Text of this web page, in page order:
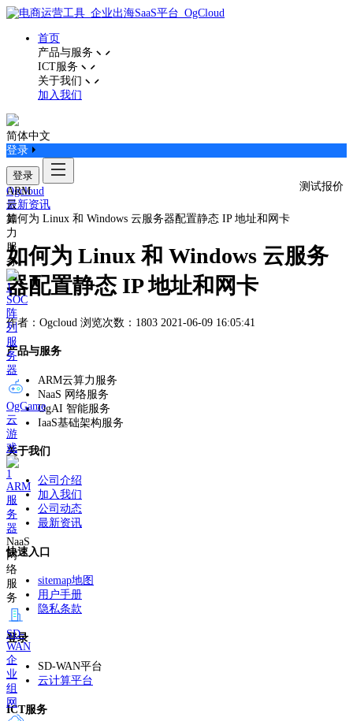
测试报价
首页
产品与服务
ICT服务
关于我们
加入我们
简体中文
登录
登录
ARM
云
算
力
服
务
SOC
阵
列
服
务
器
OgGame
云
游
戏
ARM
服
务
器
NaaS
网
络
服
务
SD-
WAN
企
业
组
网
Ogcloud
最新资讯
如何为 Linux 和 Windows 云服务器配置静态 IP 地址和网卡
如何为 Linux 和 Windows 云服务
器配置静态 IP 地址和网卡
作者：Ogcloud 浏览次数：1803 2021-06-09 16:05:41
产品与服务
ARM云算力服务
NaaS 网络服务
OgAI 智能服务
IaaS基础架构服务
关于我们
公司介绍
加入我们
公司动态
最新资讯
快速入口
sitemap地图
用户手册
隐私条款
登录
SD-WAN平台
云计算平台
ICT服务